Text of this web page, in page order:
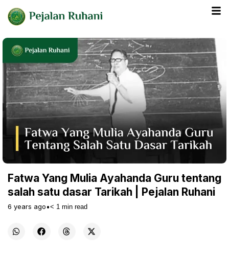
Fatwa Yang Mulia Ayahanda Guru tentang
salah satu dasar Tarikah | Pejalan Ruhani
6 years ago•< 1 min read